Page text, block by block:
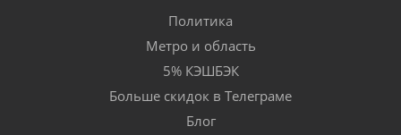
Политика
Метро и область
5% КЭШБЭК
Больше скидок в Телеграме
Блог